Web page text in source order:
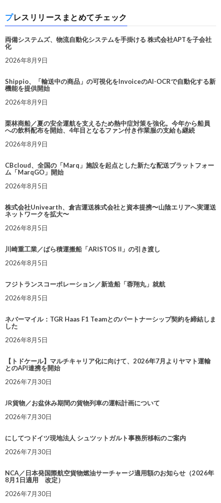
プレスリリースまとめてチェック
両備システムズ、物流自動化システムを手掛ける 株式会社APTを子会社
化
2026年8月9日
Shippio、「輸送中の商品」の可視化をInvoiceのAI-OCRで自動化する新
機能を提供開始
2026年8月9日
栗林商船／夏の安全運航を支えるため熱中症対策を強化。今年から船員
への飲料配布を開始、4年目となるファン付き作業服の支給も継続
2026年8月9日
CBcloud、全国の「Marq」施設を起点とした新たな配送プラットフォー
ム「MarqGO」開始
2026年8月5日
株式会社Univearth、倉吉運送株式会社と資本提携〜山陰エリアへ実運送
ネットワークを拡大〜
2026年8月5日
川崎重工業／ばら積運搬船「ARISTOS II」の引き渡し
2026年8月5日
フジトランスコーポレーション／新造船「蓉翔丸」就航
2026年8月5日
ネバーマイル：TGR Haas F1 Teamとのパートナーシップ契約を締結しま
した
2026年8月5日
【トドケール】マルチキャリア化に向けて、2026年7月よりヤマト運輸
とのAPI連携を開始
2026年7月30日
JR貨物／お盆休み期間の貨物列車の運転計画について
2026年7月30日
にしてつドイツ現地法人 シュツットガルト事務所移転のご案内
2026年7月30日
NCA／日本発国際航空貨物燃油サーチャージ適用額のお知らせ（2026年
8月1日適用 改定）
2026年7月30日